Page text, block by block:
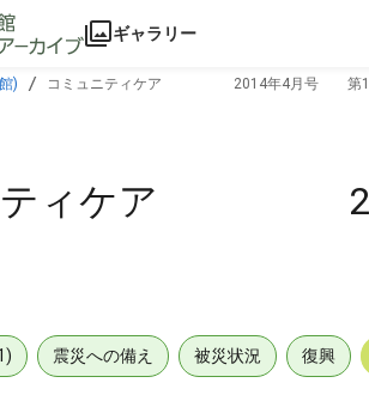
ギャラリー
) コミュニティケア 2014年4月号 第16
ティケア
震災への備え 被災状況 復興